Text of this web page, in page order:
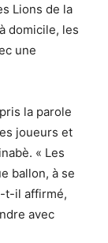
Lions de la
domicile, les
une
la parole
joueurs et
« Les
ballon, à se
t-il affirmé,
avec